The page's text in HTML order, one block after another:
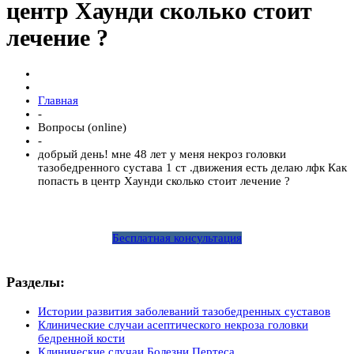
центр Хаунди сколько стоит
лечение ?
Главная
-
Вопросы (online)
-
добрый день! мне 48 лет у меня некроз головки
тазобедренного сустава 1 ст .движения есть делаю лфк Как
попасть в центр Хаунди сколько стоит лечение ?
Бесплатная консультация
Разделы:
Истории развития заболеваний тазобедренных суставов
Клинические случаи асептического некроза головки
бедренной кости